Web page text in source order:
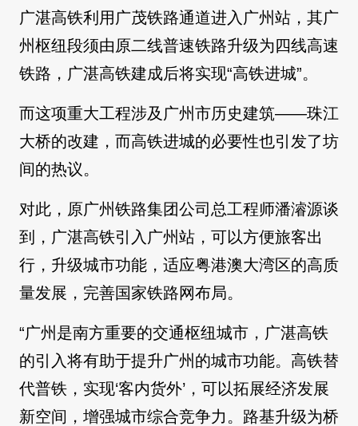
广湛高铁利用广茂铁路通道进入广州站，其广
州枢纽段须由原二线普速铁路升级为四线高速
铁路，广湛高铁建成后将实现“高铁进城”。
而这项重大工程涉及广州市历史建筑——珠江
大桥的改建，而高铁进城的必要性也引发了坊
间的热议。
对此，原广州铁路集团公司总工程师潘濬源谈
到，广湛高铁引入广州站，可以方便旅客出
行，升级城市功能，适应粤港澳大湾区的高质
量发展，完善国家铁路网布局。
“广州是南方重要的交通枢纽城市，广湛高铁
的引入将有助于提升广州的城市功能。高铁替
代普铁，实现‘客内货外’，可以拓展经济发展
新空间，增强城市综合竞争力。路基升级为桥